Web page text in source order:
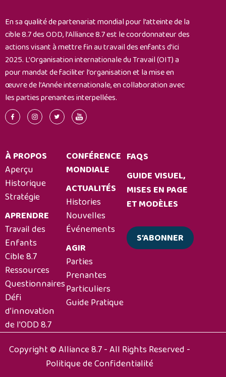
En sa qualité de partenariat mondial pour l’atteinte de la
cible 8.7 des ODD, l’Alliance 8.7 est le coordonnateur des
actions visant à mettre fin au travail des enfants d’ici
2025. L’Organisation internationale du Travail (OIT) a
pour mandat de faciliter l’organisation et la mise en
œuvre de l’Année internationale, en collaboration avec
les parties prenantes interpellées.
À PROPOS
Aperçu
Historique
Stratégie
APRENDRE
Travail des
Enfants
Cible 8.7
Ressources
Questionnaires
Défi
d’innovation
de l'ODD 8.7
CONFÉRENCE
MONDIALE
ACTUALITÉS
Histories
Nouvelles
Événements
AGIR
Parties
Prenantes
Particuliers
Guide Pratique
FAQS
GUIDE VISUEL,
MISES EN PAGE
ET MODÈLES
S’ABONNER
Copyright © Alliance 8.7 - All Rights Reserved -
Politique de Confidentialité